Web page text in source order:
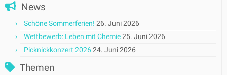
News
Schöne Sommerferien! 26. Juni 2026
Wettbewerb: Leben mit Chemie25. Juni 2026
Picknickkonzert 202624. Juni 2026
Themen